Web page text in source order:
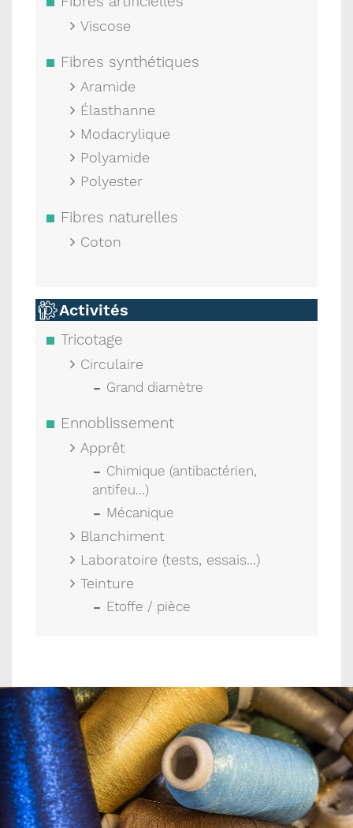
Viscose
Fibres synthétiques
Aramide
Élasthanne
Modacrylique
Polyamide
Polyester
Fibres naturelles
Coton
Activités
Tricotage
Circulaire
Grand diamètre
Ennoblissement
Apprêt
Chimique (antibactérien,
antifeu...)
Mécanique
Blanchiment
Laboratoire (tests, essais...)
Teinture
Etoffe / pièce